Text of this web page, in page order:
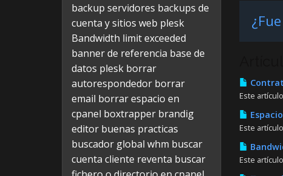
Este
Este
Este
backup servidores backups de
cuenta y sitios web plesk
Bandwidth limit exceeded
banner de referencia base de
datos plesk borrar
autorespondedor borrar
email borrar espacio en
cpanel boxtrapper brandig
editor buenas practicas
buscador global whm buscar
cuenta cliente reventa buscar